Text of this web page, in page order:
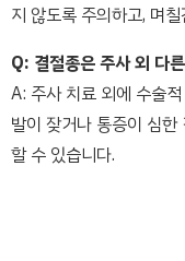
지 않도록 주의하고, 며
Q: 결절종은 주사 외 다
A: 주사 치료 외에 수술
발이 잦거나 통증이 심
할 수 있습니다.